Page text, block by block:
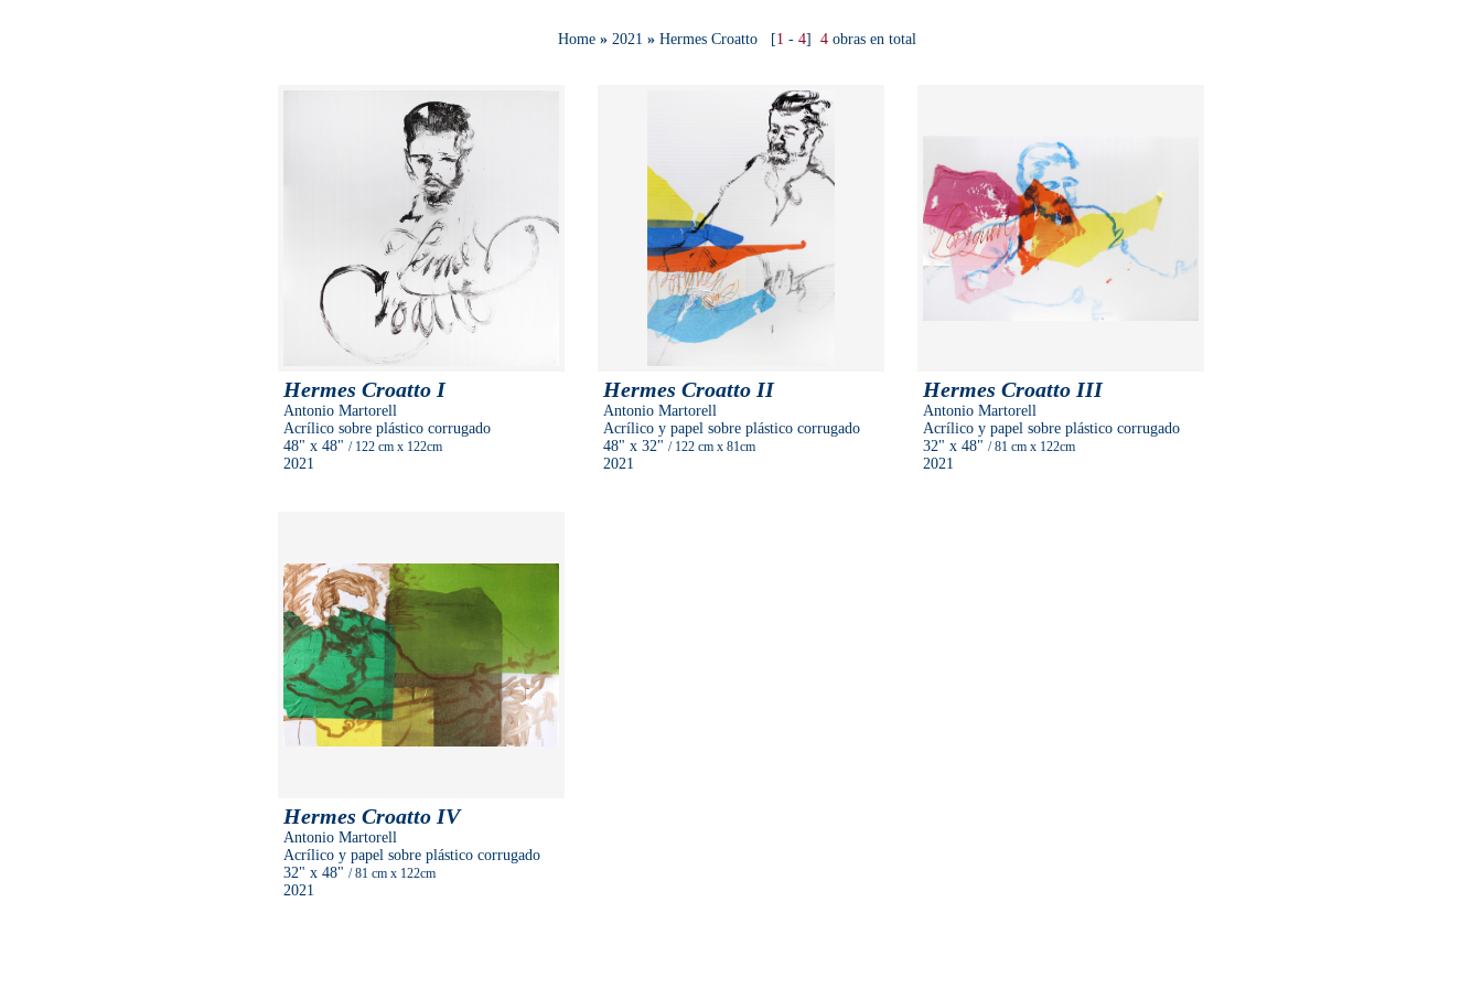
Home » 2021 »Hermes Croatto [1 -4] 4 obras en total
Hermes Croatto I
Antonio Martorell
Acrílico sobre plástico corrugado
48" x 48" / 122 cm x 122cm
2021
Hermes Croatto II
Antonio Martorell
Acrílico y papel sobre plástico corrugado
48" x 32" / 122 cm x 81cm
2021
Hermes Croatto III
Antonio Martorell
Acrílico y papel sobre plástico corrugado
32" x 48" / 81 cm x 122cm
2021
Hermes Croatto IV
Antonio Martorell
Acrílico y papel sobre plástico corrugado
32" x 48" / 81 cm x 122cm
2021